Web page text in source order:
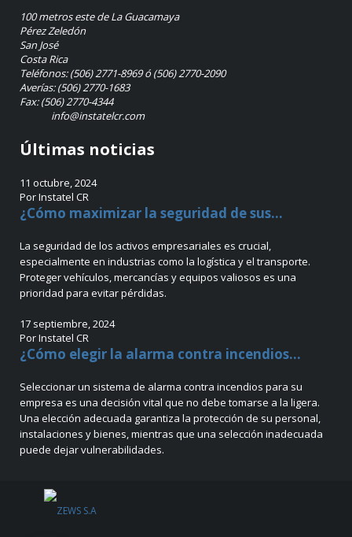
100 metros este de La Guacamaya
Pérez Zeledón
San José
Costa Rica
Teléfonos: (506) 2771-8969 ó (506) 2770-2090
Averías: (506) 2770-1683
Fax: (506) 2770-4344
info@instatelcr.com
Últimas noticias
11 octubre, 2024
Por Instatel CR
¿Cómo maximizar la seguridad de sus...
La seguridad de los activos empresariales es crucial,
especialmente en industrias como la logística y el transporte.
Proteger vehículos, mercancías y equipos valiosos es una
prioridad para evitar pérdidas.
17 septiembre, 2024
Por Instatel CR
¿Cómo elegir la alarma contra incendios...
Seleccionar un sistema de alarma contra incendios para su
empresa es una decisión vital que no debe tomarse a la ligera.
Una elección adecuada garantiza la protección de su personal,
instalaciones y bienes, mientras que una selección inadecuada
puede dejar vulnerabilidades.